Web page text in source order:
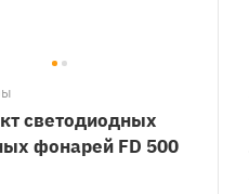
светодиодных
фонарей FD 500